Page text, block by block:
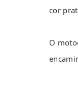
cor
O